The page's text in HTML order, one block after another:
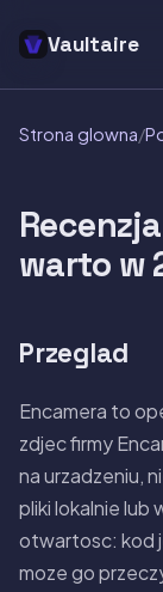
Vaultaire
Strona glowna/
warto w
Przeglad
Encamera to
zdjec firmy
na urzadzeniu,
pliki lokalnie lub
otwartosc: kod
moze go